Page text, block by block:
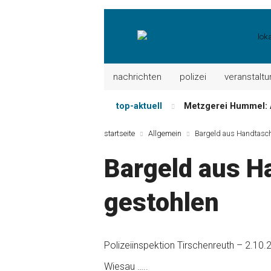
nachrichten polizei
top-aktuell Metzgerei Hummel:
Der „deutsche
Maxhütter
Nutzen Sie
startseite Allgemein Bargeld aus
Bargeld aus
gestohlen
Polizeiinspektion Tirschenreuth –
Wiesau …..